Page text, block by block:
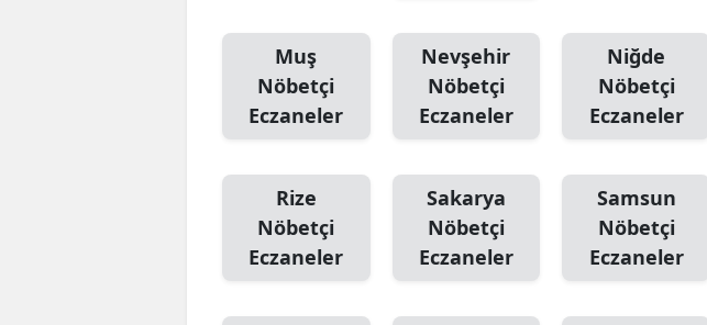
Muş
Nöbetçi
Eczaneler
Nevşehir
Nöbetçi
Eczaneler
Niğde
Nöbetçi
Eczaneler
Rize
Nöbetçi
Eczaneler
Sakarya
Nöbetçi
Eczaneler
Samsun
Nöbetçi
Eczaneler